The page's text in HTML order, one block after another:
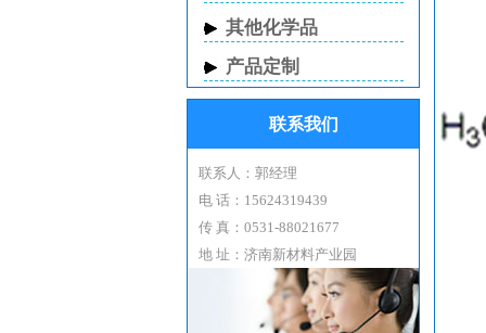
其他化学品
产品定制
联系我们
联系人：郭经理
电 话：15624319439
传 真：0531-88021677
地 址：济南新材料产业园